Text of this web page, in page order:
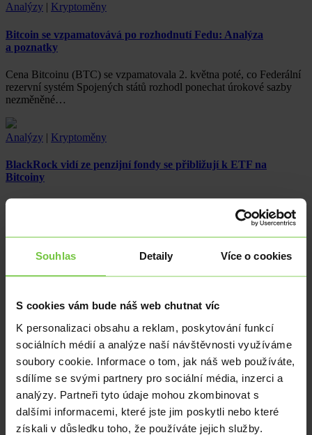
Souhlas Detaily Více o cookies
S cookies vám bude náš web chutnat víc
K personalizaci obsahu a reklam, poskytování funkcí
sociálních médií a analýze naší návštěvnosti využíváme
soubory cookie. Informace o tom, jak náš web používáte,
sdílíme se svými partnery pro sociální média, inzerci a
analýzy. Partneři tyto údaje mohou zkombinovat s
dalšími informacemi, které jste jim poskytli nebo které
získali v důsledku toho, že používáte jejich služby.
Analýzy Kryptoměny
Bitcoin se vzpamatovává po rozhodnutí Fedu: Analýza
a poznatky
Cena Bitcoinu (BTC) se vzpamatovala 2. května poté, co Federální
rezervní systém Spojených států rozhodl ponechat úrokové sazby
nezměněné…
Analýzy | Kryptoměny
BlackRock vidí ze penzijní fondy se přibližují k ETF na
Bitcoiny
Správce aktiv pomáhá při vzdělávání penzijních fondů, nadací
a fondů suverénního bohatství o nových produktech ETF na
Česká koruna i navzdory snížení úrokových sazeb posiluje pod
psychologickou úroveň 25,00 EURCZK. Americký dolar vyčkává
na data z…
Analýzy|
Náklady na zaměstnance: Kolik vás to ve skutečnosti bude stát?